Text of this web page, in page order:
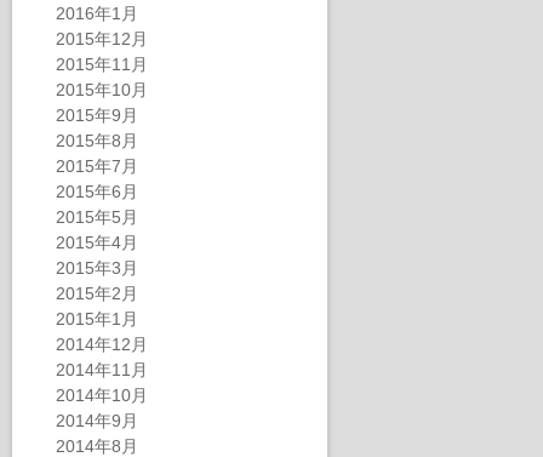
2016年1月
2015年12月
2015年11月
2015年10月
2015年9月
2015年8月
2015年7月
2015年6月
2015年5月
2015年4月
2015年3月
2015年2月
2015年1月
2014年12月
2014年11月
2014年10月
2014年9月
2014年8月